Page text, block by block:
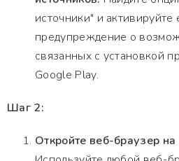
источники" и
предупреждение о
связанных с установкой
Google Play.
Шаг 2:
Откройте веб-браузер на